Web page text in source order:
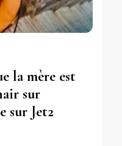
la mère est
sur
sur Jet2